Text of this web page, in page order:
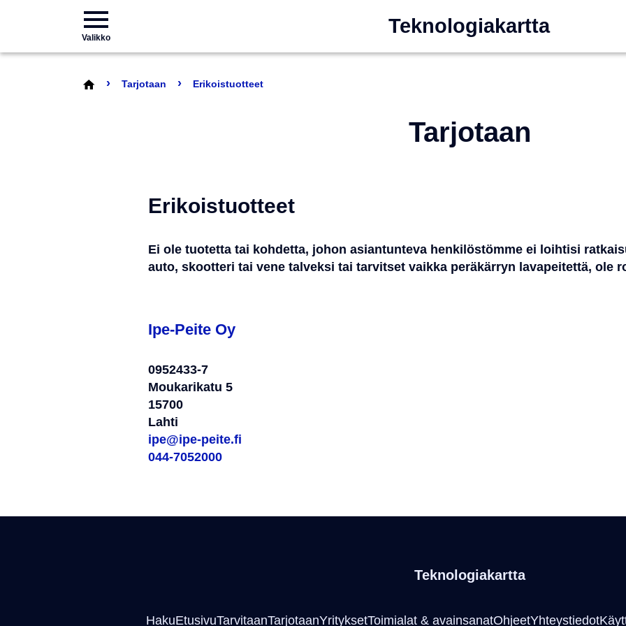
Valikko
Teknologiakartta
› Tarjotaan › Erikoistuotteet
Tarjotaan
Erikoistuotteet
Ei ole tuotetta tai kohdetta, johon asiantunteva henkilöstömme ei loihtisi
auto, skootteri tai vene talveksi tai tarvitset vaikka peräkärryn lavapeitettä, ole
Ipe-Peite Oy
0952433-7
Moukarikatu 5
15700
Lahti
ipe@ipe-peite.fi
044-7052000
Teknologiakartta
HakuEtusivuTarvitaanTarjotaanYrityksetToimialat & avainsanatOhjeetYhteystiedot